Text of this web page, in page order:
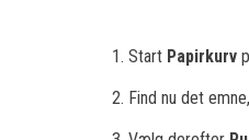
1. Start Papirkurv
2. Find nu det